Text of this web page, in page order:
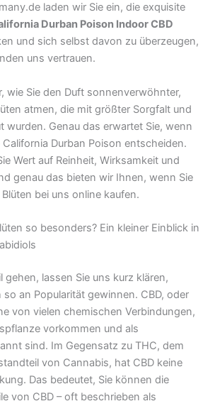
laden wir Sie ein, die exquisite
Durban Poison Indoor CBD
und sich selbst davon zu überzeugen,
uns vertrauen.
wie Sie den Duft sonnenverwöhnter,
atmen, die mit größter Sorgfalt und
wurden. Genau das erwartet Sie, wenn
California Durban Poison entscheiden.
Wert auf Reinheit, Wirksamkeit und
genau das bieten wir Ihnen, wenn Sie
bei uns online kaufen.
so besonders? Ein kleiner Einblick in
gehen, lassen Sie uns kurz klären,
so an Popularität gewinnen. CBD, oder
von vielen chemischen Verbindungen,
vorkommen und als
sind. Im Gegensatz zu THC, dem
von Cannabis, hat CBD keine
Das bedeutet, Sie können die
von CBD – oft beschrieben als